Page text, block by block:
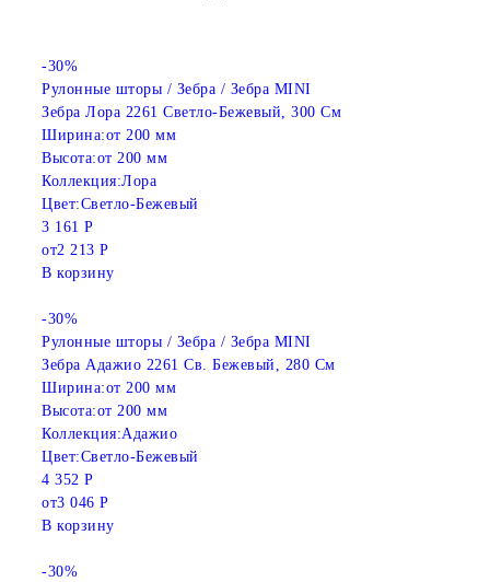
-30%
Рулонные шторы / Зебра / Зебра MINI
Зебра Лора 2261 Светло-Бежевый, 300 См
Ширина:от 200 мм
Высота:от 200 мм
Коллекция:Лора
Цвет:Светло-Бежевый
3 161 Р
от2 213 Р
В корзину
-30%
Рулонные шторы / Зебра / Зебра MINI
Зебра Адажио 2261 Св. Бежевый, 280 См
Ширина:от 200 мм
Высота:от 200 мм
Коллекция:Адажио
Цвет:Светло-Бежевый
4 352 Р
от3 046 Р
В корзину
-30%